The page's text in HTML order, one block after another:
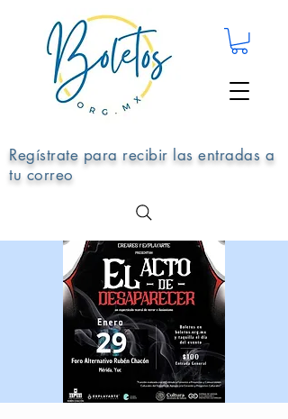
Regístrate para recibir las entradas a
tu correo